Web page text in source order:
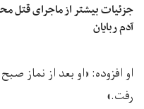
جزئیات بیشتر از ماجرای قتل
آدم ربایان
او افزوده: «او بعد از نماز
رفت.»